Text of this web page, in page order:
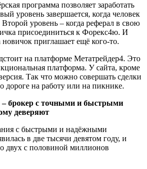
программа позволяет заработать
уровень завершается, когда человек
уровень – когда реферал в свою
присоединиться к Форекс4ю. И
новичок приглашает ещё кого-то.
на платформе Метатрейдер4. Это
платформа. У сайта, кроме
Так что можно совершать сделки
дороге на работу или на пикнике.
брокер с точными и быстрыми
деверяют
с быстрыми и надёжными
в две тысячи девятом году, и
двух с половиной миллионов